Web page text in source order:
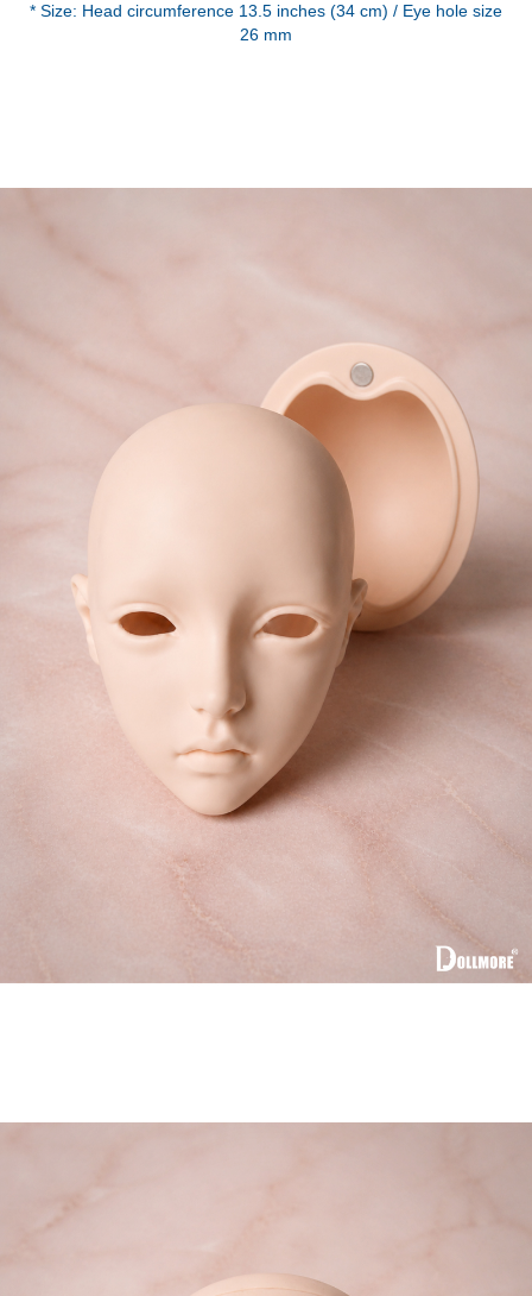
* Size: Head circumference 13.5 inches (34 cm) / Eye hole size